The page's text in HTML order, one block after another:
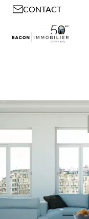
CONTACT